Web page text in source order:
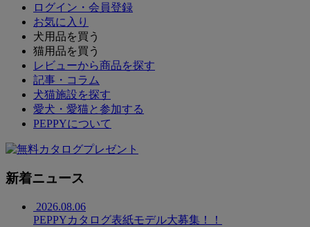
ログイン・会員登録
お気に入り
犬用品を買う
猫用品を買う
レビューから商品を探す
記事・コラム
犬猫施設を探す
愛犬・愛猫と参加する
PEPPYについて
新着ニュース
2026.08.06
PEPPYカタログ表紙モデル大募集！！